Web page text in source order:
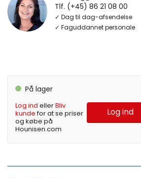
Tlf. (+45) 86 21 08 00
✓ Dag til dag-afsendelse
✓ Faguddannet personale
På lager
Log ind ellerBliv
kundefor at se priser
og købe på
Hounisen.com
Log ind